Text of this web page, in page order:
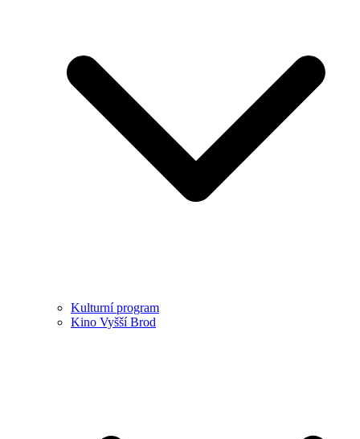
Kulturní program
Kino Vyšší Brod